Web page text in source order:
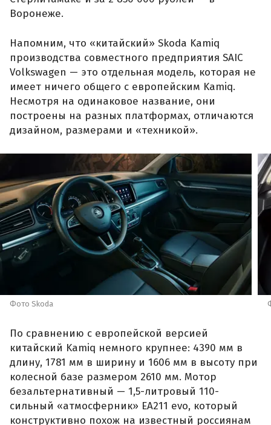
Воронеже.
Напомним, что «китайский» Skoda Kamiq
производства совместного предприятия SAIC
Volkswagen — это отдельная модель, которая не
имеет ничего общего с европейским Kamiq.
Несмотря на одинаковое название, они
построены на разных платформах, отличаются
дизайном, размерами и «техникой».
Фото Skoda
По сравнению с европейской версией
китайский Kamiq немного крупнее: 4390 мм в
длину, 1781 мм в ширину и 1606 мм в высоту при
колесной базе размером 2610 мм. Мотор
безальтернативный — 1,5-литровый 110-
сильный «атмосферник» ЕА211 evo, который
конструктивно похож на известный россиянам